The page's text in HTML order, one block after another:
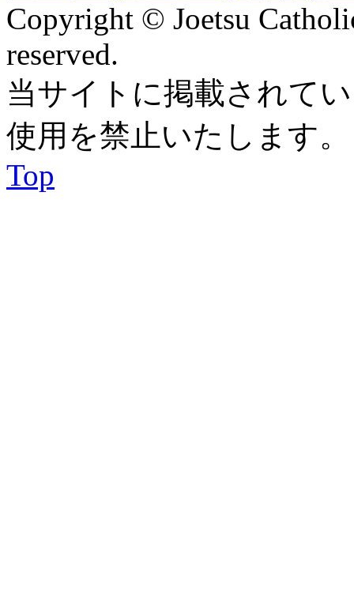
Copyright © Joetsu
reserved.
当サイトに掲載されて
使用を禁止いたします。
Top